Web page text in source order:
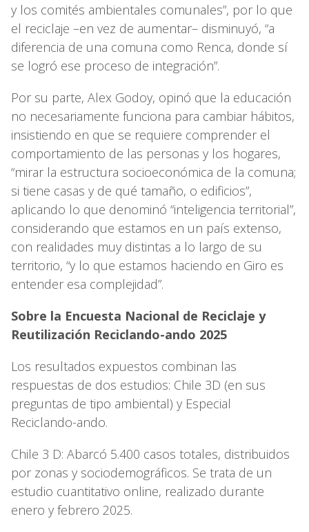
y los comités ambientales comunales”, por lo que
el reciclaje –en vez de aumentar– disminuyó, “a
diferencia de una comuna como Renca, donde sí
se logró ese proceso de integración”.
Por su parte, Alex Godoy, opinó que la educación
no necesariamente funciona para cambiar hábitos,
insistiendo en que se requiere comprender el
comportamiento de las personas y los hogares,
“mirar la estructura socioeconómica de la comuna;
si tiene casas y de qué tamaño, o edificios”,
aplicando lo que denominó “inteligencia territorial”,
considerando que estamos en un país extenso,
con realidades muy distintas a lo largo de su
territorio, “y lo que estamos haciendo en Giro es
entender esa complejidad”.
Sobre la Encuesta Nacional de Reciclaje y
Reutilización Reciclando-ando 2025
Los resultados expuestos combinan las
respuestas de dos estudios: Chile 3D (en sus
preguntas de tipo ambiental) y Especial
Reciclando-ando.
Chile 3 D: Abarcó 5.400 casos totales, distribuidos
por zonas y sociodemográficos. Se trata de un
estudio cuantitativo online, realizado durante
enero y febrero 2025.